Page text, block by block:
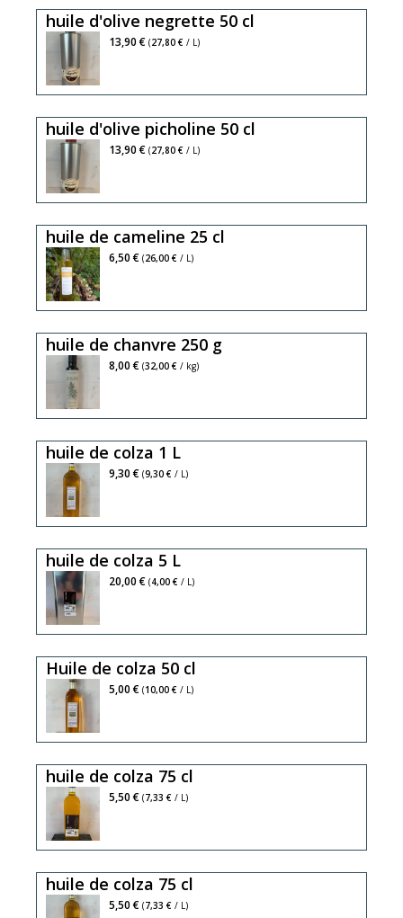
huile d'olive negrette 50 cl
13,90 € (27,80 € / L)
huile d'olive picholine 50 cl
13,90 € (27,80 € / L)
huile de cameline 25 cl
6,50 € (26,00 € / L)
huile de chanvre 250 g
8,00 € (32,00 € / kg)
huile de colza 1 L
riche
omega
l'huile
vierge
de
colza
excellente
pour
sante,
subtil
gout
régalera
vos
et
plats
9,30 € (9,30 € / L)
huile de colza 5 L
20,00 € (4,00 € / L)
Huile de colza 50 cl
riche
omega
l'huile
vierge
colza
excellente
pour
5,00 € (10,00 € / L)
huile de colza 75 cl
5,50 € (7,33 € / L)
huile de colza 75 cl
5,50 € (7,33 € / L)